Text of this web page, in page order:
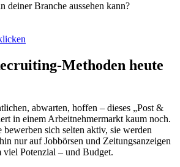
deiner Branche aussehen kann?
Methoden heute
abwarten, hoffen – dieses „Post &
in einem Arbeitnehmermarkt kaum noch.
sich selten aktiv, sie werden
nur auf Jobbörsen und Zeitungsanzeigen
viel Potenzial – und Budget.